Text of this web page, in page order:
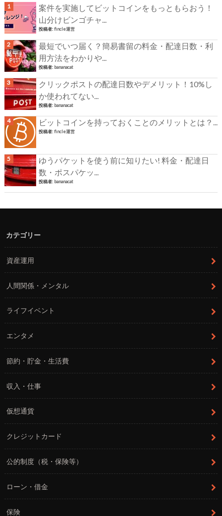
案件を実施してビットコインをもっともらおう！
山分けビンゴチャ...
投稿者:fincle運営
最短でいつ届く？簡易書留の料金・配達日数・利
用方法をわかりや...
投稿者: bananacat
クリックポストの配達日数やデメリット！10%し
か使われてない...
投稿者: bananacat
ビットコインを持っておくことのメリットとは？...
投稿者:fincle運営
ゆうパケットを使う前に知りたい! 料金・配達日
数・ポスパケッ...
投稿者: bananacat
カテゴリー
資産運用
人間関係・メンタル
ライフイベント
エンタメ
節約・貯金・生活費
収入・仕事
仮想通貨
クレジットカード
公的制度（税・保険等）
ローン・借金
保険